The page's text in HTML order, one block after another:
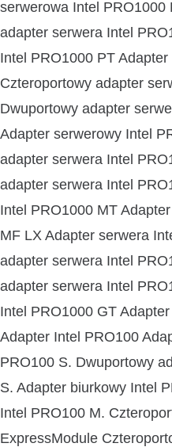
serwerowa Intel
adapter serwera Intel
Intel PRO1000 PT
Czteroportowy adapter
Dwuportowy adapter
Adapter serwerowy Intel
adapter serwera Intel
adapter serwera Intel
Intel PRO1000 MT
MF LX Adapter serwera
adapter serwera Intel
adapter serwera Intel
Intel PRO1000 GT
Adapter Intel PRO100
PRO100 S. Dwuportowy
S. Adapter biurkowy Intel
Intel PRO100 M.
ExpressModule